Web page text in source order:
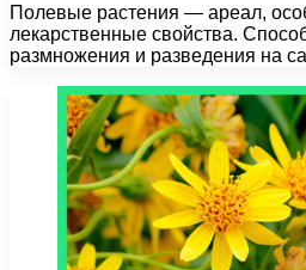
Полевые растения — ареал,
лекарственные свойства.
размножения и разведения на